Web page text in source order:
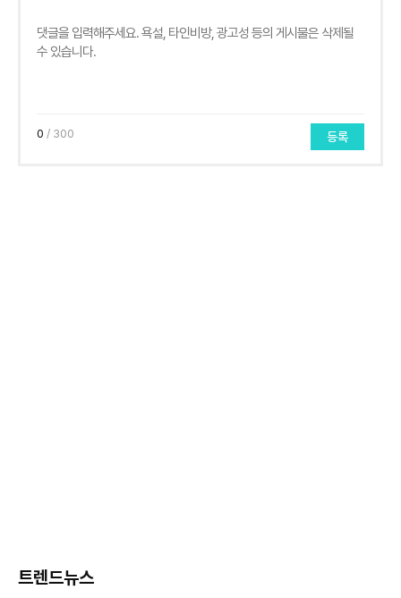
0 / 300 등록
트렌드뉴스